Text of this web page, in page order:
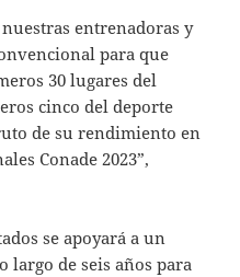
entrenadoras y
para que
30 lugares del
cinco del deporte
de su rendimiento en
Conade 2023”,
se apoyará a un
largo de seis años para